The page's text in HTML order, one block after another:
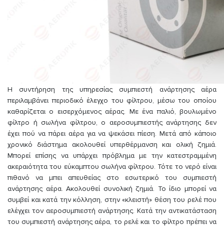
Η συντήρηση της υπηρεσίας συμπιεστή ανάρτησης αέρα
περιλαμβάνει περιοδικό έλεγχο του φίλτρου, μέσω του οποίου
καθαρίζεται ο εισερχόμενος αέρας. Με ένα παλιό, βουλωμένο
φίλτρο ή σωλήνα φίλτρου, ο αεροσυμπιεστής ανάρτησης δεν
έχει πού να πάρει αέρα για να ψεκάσει πίεση. Μετά από κάποιο
χρονικό διάστημα ακολουθεί υπερθέρμανση και ολική ζημιά.
Μπορεί επίσης να υπάρχει πρόβλημα με την κατεστραμμένη
ακεραιότητα του εύκαμπτου σωλήνα φίλτρου. Τότε το νερό είναι
πιθανό να μπει απευθείας στο εσωτερικό του συμπιεστή
ανάρτησης αέρα. Ακολουθεί συνολική ζημιά. Το ίδιο μπορεί να
συμβεί και κατά την κόλληση, στην «κλειστή» θέση του ρελέ που
ελέγχει τον αεροσυμπιεστή ανάρτησης. Κατά την αντικατάσταση
του συμπιεστή ανάρτησης αέρα, το ρελέ και το φίλτρο πρέπει να